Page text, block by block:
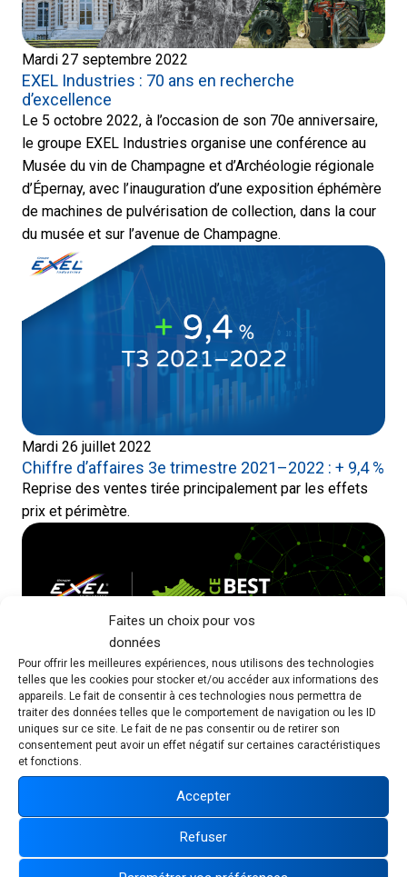
Faites un choix pour vos
données
Pour offrir les meilleures expériences, nous utilisons des technologies
telles que les cookies pour stocker et/ou accéder aux informations des
appareils. Le fait de consentir à ces technologies nous permettra de
traiter des données telles que le comportement de navigation ou les ID
uniques sur ce site. Le fait de ne pas consentir ou de retirer son
consentement peut avoir un effet négatif sur certaines caractéristiques
et fonctions.
Accepter
Refuser
Mardi 27 septembre 2022
EXEL Industries : 70 ans en recherche
d’excellence
Le 5 octobre 2022, à l’occasion de son 70e anniversaire,
le groupe EXEL Industries organise une conférence au
Musée du vin de Champagne et d’Archéologie régionale
d’Épernay, avec l’inauguration d’une exposition éphémère
de machines de pulvérisation de collection, dans la cour
du musée et sur l’avenue de Champagne.
Mardi 26 juillet 2022
Chiffre d’affaires 3e trimestre 2021–2022 : + 9,4 %
Reprise des ventes tirée principalement par les effets
prix et périmètre.
Mercredi 06 juillet 2022
EXEL Industries obtient le label Best Managed
Companies de Deloitte
l’ensemble de la chaîne de valeur des secteurs des
agro-équipements, des loisirs et de l’industrie, fait partie
des 11 sociétés françaises lauréates de l’édition 2022